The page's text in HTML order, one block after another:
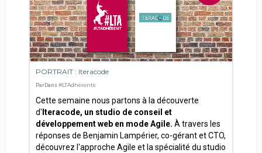
PORTRAIT : Iteracode
ParDans #LTAdhérents
Cette semaine nous partons à la découverte
d' Iteracode, un studio de conseil et
développement web en mode Agile. À travers les
réponses de Benjamin Lampérier, co-gérant et CTO,
découvrez l'approche Agile et la spécialité du studio